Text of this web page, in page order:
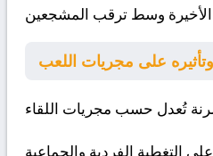
الأخيرة وسط ترقب المشجعين
تُعدل حسب مجريات اللقاء
التغطية الفردية والجماعية